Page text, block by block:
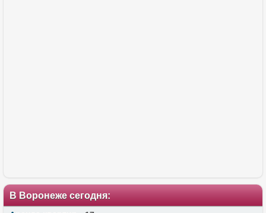
В Воронеже сегодня: